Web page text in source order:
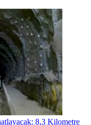
8,3 Kilometre